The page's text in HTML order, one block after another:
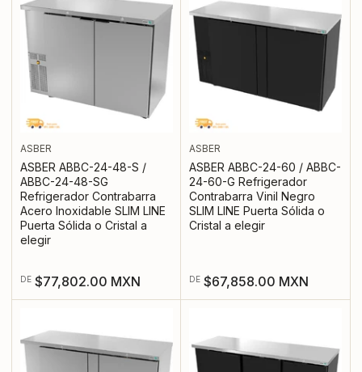
ASBER
ASBER ABBC-24-48-S /
ABBC-24-48-SG
Refrigerador Contrabarra
Acero Inoxidable SLIM LINE
Puerta Sólida o Cristal a
elegir
Precio
regular
DE $77,802.00 MXN
ASBER
ASBER ABBC-24-60 / ABBC-
24-60-G Refrigerador
Contrabarra Vinil Negro
SLIM LINE Puerta Sólida o
Cristal a elegir
Precio
regular
DE $67,858.00 MXN